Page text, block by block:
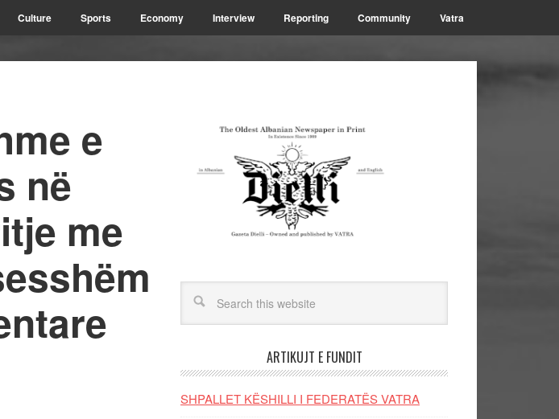
Culture Sports Economy Interview Reporting Community Vatra
e
në
me
ARTIKUJT E FUNDIT
SHPALLET KËSHILLI I FEDERATËS VATRA